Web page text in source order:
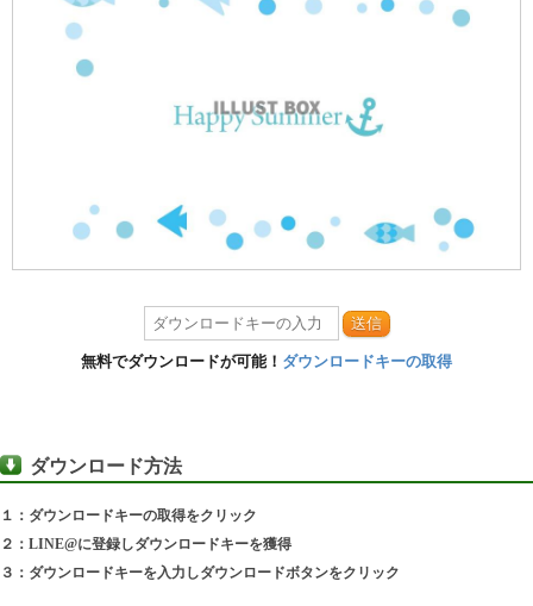
送信
無料でダウンロードが可能！ ダウンロードキーの取得
ダウンロード方法
１：ダウンロードキーの取得をクリック
２：LINE@に登録しダウンロードキーを獲得
３：ダウンロードキーを入力しダウンロードボタンをクリック